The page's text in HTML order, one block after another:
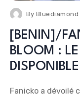
By Bluediamond
[BENIN]/
BLOOM : LE
Fanicko a dévoilé